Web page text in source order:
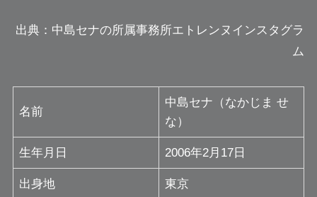
出典：中島セナの所属事務所エトレンヌインスタグラ
ム
名前
中島セナ（なかじま せ
な）
生年月日 2006年2月17日
出身地 東京